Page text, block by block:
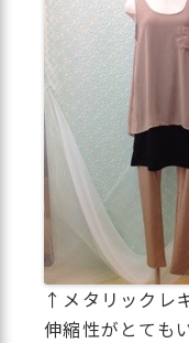
↑メタリックレ
伸縮性がとても